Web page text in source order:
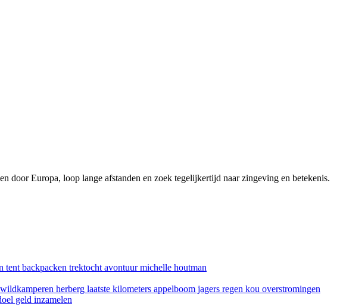
door Europa, loop lange afstanden en zoek tegelijkertijd naar zingeving en betekenis.